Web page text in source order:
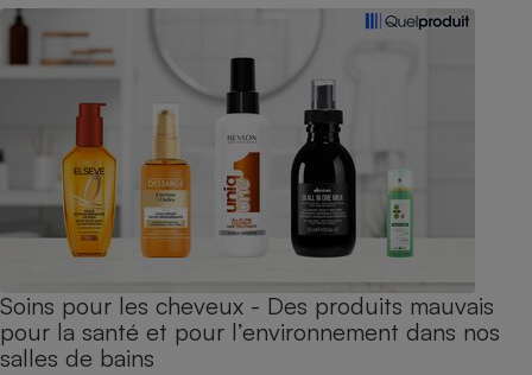
Soins pour les cheveux - Des produits mauvais
pour la santé et pour l’environnement dans nos
salles de bains